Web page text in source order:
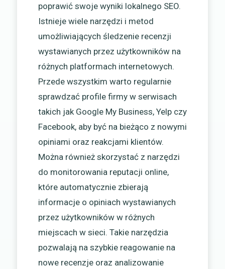
poprawić swoje wyniki lokalnego SEO.
Istnieje wiele narzędzi i metod
umożliwiających śledzenie recenzji
wystawianych przez użytkowników na
różnych platformach internetowych.
Przede wszystkim warto regularnie
sprawdzać profile firmy w serwisach
takich jak Google My Business, Yelp czy
Facebook, aby być na bieżąco z nowymi
opiniami oraz reakcjami klientów.
Można również skorzystać z narzędzi
do monitorowania reputacji online,
które automatycznie zbierają
informacje o opiniach wystawianych
przez użytkowników w różnych
miejscach w sieci. Takie narzędzia
pozwalają na szybkie reagowanie na
nowe recenzje oraz analizowanie